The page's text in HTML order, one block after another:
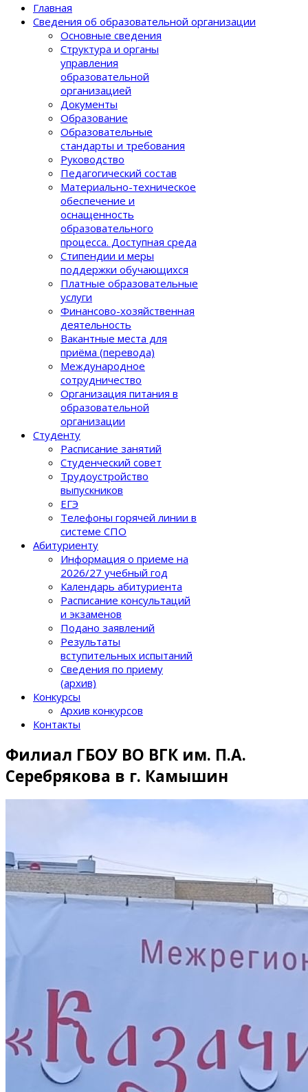
Главная
Сведения об образовательной организации
Основные сведения
Структура и органы
управления
образовательной
организацией
Документы
Образование
Образовательные
стандарты и требования
Руководство
Педагогический состав
Материально-техническое
обеспечение и
оснащенность
образовательного
процеcса. Доступная среда
Стипендии и меры
поддержки обучающихся
Платные образовательные
услуги
Финансово-хозяйственная
деятельность
Вакантные места для
приёма (перевода)
Международное
сотрудничество
Организация питания в
образовательной
организации
Студенту
Расписание занятий
Студенческий совет
Трудоустройство
выпускников
ЕГЭ
Телефоны горячей линии в
системе СПО
Абитуриенту
Информация о приеме на
2026/27 учебный год
Календарь абитуриента
Расписание консультаций
и экзаменов
Подано заявлений
Результаты
вступительных испытаний
Сведения по приему
(архив)
Конкурсы
Архив конкурсов
Контакты
Филиал ГБОУ ВО ВГК им. П.А.
Серебрякова в г. Камышин